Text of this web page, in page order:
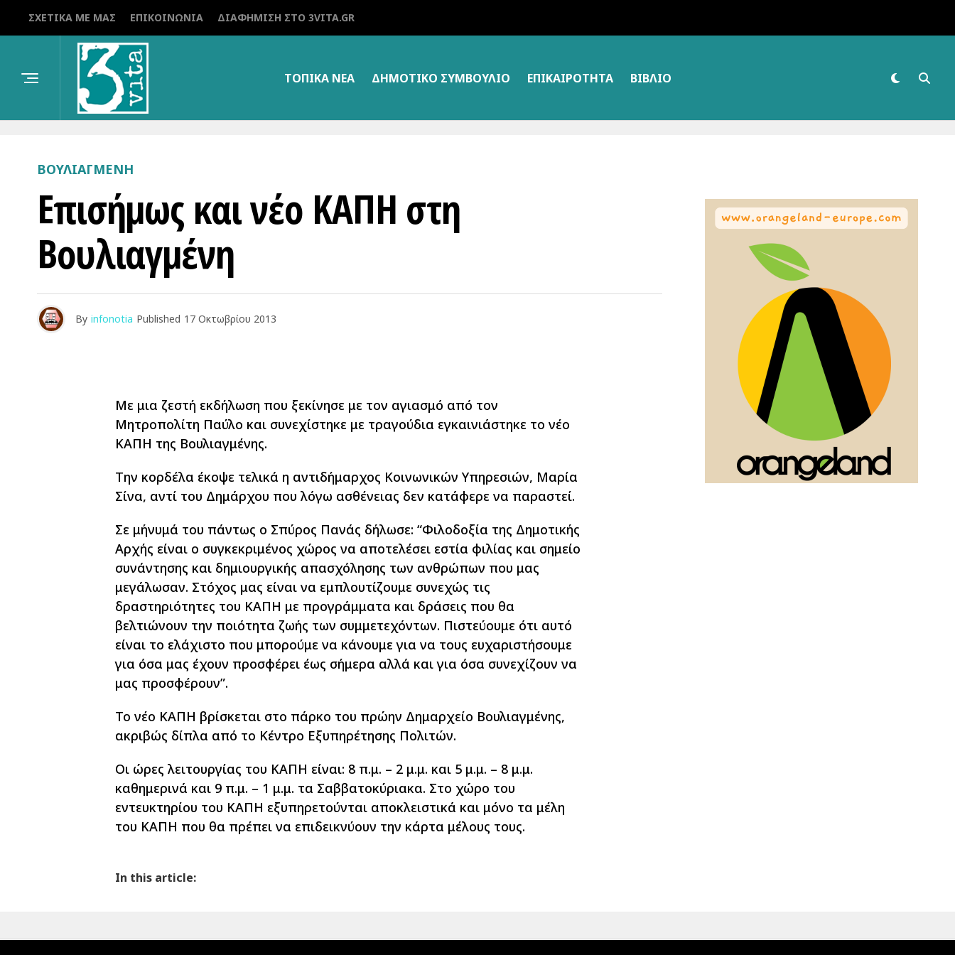
ΣΧΕΤΙΚΆ ΜΕ ΜΑΣ ΕΠΙΚΟΙΝΩΝΊΑ ΔΙΑΦΉΜΙΣΗ ΣΤΟ 3VITA.GR
ΤΟΠΙΚΑ ΝΕΑ ΔΗΜΟΤΙΚΌ ΣΥΜΒΟΎΛΙΟ ΕΠΙΚΑΙΡΌΤΗΤΑ ΒΙΒΛΊΟ
ΒΟΥΛΙΑΓΜΕΝΗ
Επισήμως και νέο ΚΑΠΗ στη
Βουλιαγμένη
By infonotia Published 17 Οκτωβρίου 2013
Με μια ζεστή εκδήλωση που ξεκίνησε με τον αγιασμό από τον
Μητροπολίτη Παύλο και συνεχίστηκε με τραγούδια εγκαινιάστηκε το νέο
ΚΑΠΗ της Βουλιαγμένης.
Την κορδέλα έκοψε τελικά η αντιδήμαρχος Κοινωνικών Υπηρεσιών, Μαρία
Σίνα, αντί του Δημάρχου που λόγω ασθένειας δεν κατάφερε να παραστεί.
Σε μήνυμά του πάντως ο Σπύρος Πανάς δήλωσε: “Φιλοδοξία της Δημοτικής
Αρχής είναι ο συγκεκριμένος χώρος να αποτελέσει εστία φιλίας και σημείο
συνάντησης και δημιουργικής απασχόλησης των ανθρώπων που μας
μεγάλωσαν. Στόχος μας είναι να εμπλουτίζουμε συνεχώς τις
δραστηριότητες του ΚΑΠΗ με προγράμματα και δράσεις που θα
βελτιώνουν την ποιότητα ζωής των συμμετεχόντων. Πιστεύουμε ότι αυτό
είναι το ελάχιστο που μπορούμε να κάνουμε για να τους ευχαριστήσουμε
για όσα μας έχουν προσφέρει έως σήμερα αλλά και για όσα συνεχίζουν να
μας προσφέρουν”.
Το νέο ΚΑΠΗ βρίσκεται στο πάρκο του πρώην Δημαρχείο Βουλιαγμένης,
ακριβώς δίπλα από το Κέντρο Εξυπηρέτησης Πολιτών.
Οι ώρες λειτουργίας του ΚΑΠΗ είναι: 8 π.μ. – 2 μ.μ. και 5 μ.μ. – 8 μ.μ.
καθημερινά και 9 π.μ. – 1 μ.μ. τα Σαββατοκύριακα. Στο χώρο του
εντευκτηρίου του ΚΑΠΗ εξυπηρετούνται αποκλειστικά και μόνο τα μέλη
του ΚΑΠΗ που θα πρέπει να επιδεικνύουν την κάρτα μέλους τους.
In this article: